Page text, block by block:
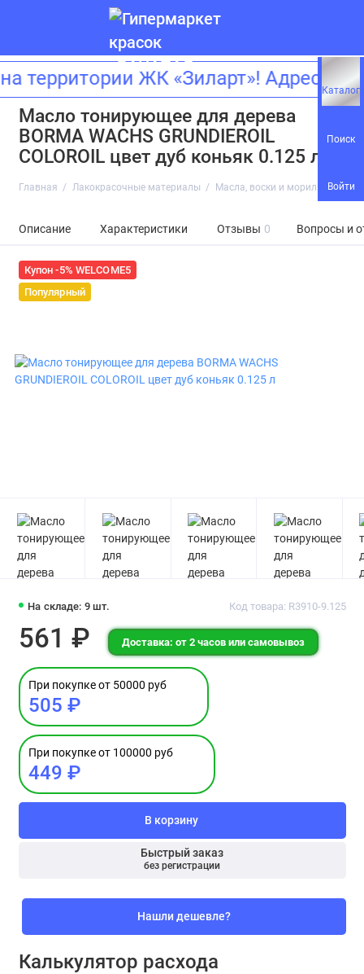
Каталог
Поиск
Войти
территории ЖК «Зиларт»!
Масло тонирующее для дерева
BORMA WACHS GRUNDIEROIL
COLOROIL цвет дуб коньяк 0.125 л
Главная Лакокрасочные материалы Масла, воски и морилки
Описание Характеристики Отзывы 0 Вопросы и
Купон -5% WELCOME5
Популярный
На складе: 9 шт. Код товара: R3910-9.125
561 ₽ Доставка: от 2 часов или самовывоз
При покупке от 50000 руб
505 ₽
При покупке от 100000 руб
449 ₽
В корзину
Быстрый заказ
без регистрации
Нашли дешевле?
Калькулятор расхода